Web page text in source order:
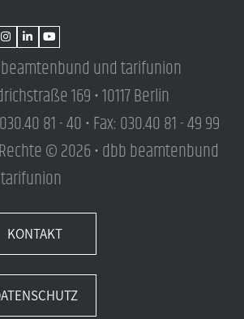
und tarifunion
169 • 10117 Berlin
81 - 40 • Fax: 030.40 81 - 49 99
© 2026 • dbb beamtenbund
KONTAKT